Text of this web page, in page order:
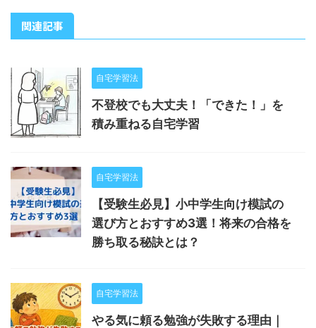
関連記事
自宅学習法
不登校でも大丈夫！「できた！」を
積み重ねる自宅学習
自宅学習法
【受験生必見】小中学生向け模試の
選び方とおすすめ3選！将来の合格を
勝ち取る秘訣とは？
自宅学習法
やる気に頼る勉強が失敗する理由｜